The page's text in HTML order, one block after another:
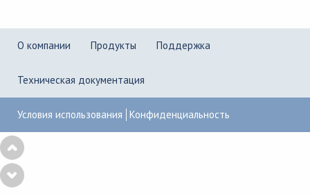
О компании Продукты Поддержка
Техническая документация
Условия использования Конфиденциальность